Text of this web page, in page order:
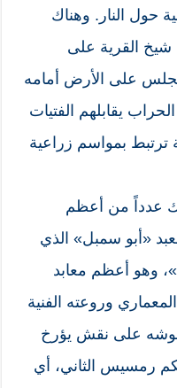
حول النار. وهناك
القرية على
على الأرض أمامه
يقابلهم الفتيات
ترتبط بمواسم زراعية
عدداً من أعظم
معبد «أبو سمبل» الذي
وهو أعظم معابد
وروعته الفنية
على نقش يؤرخ
رمسيس الثاني، أي